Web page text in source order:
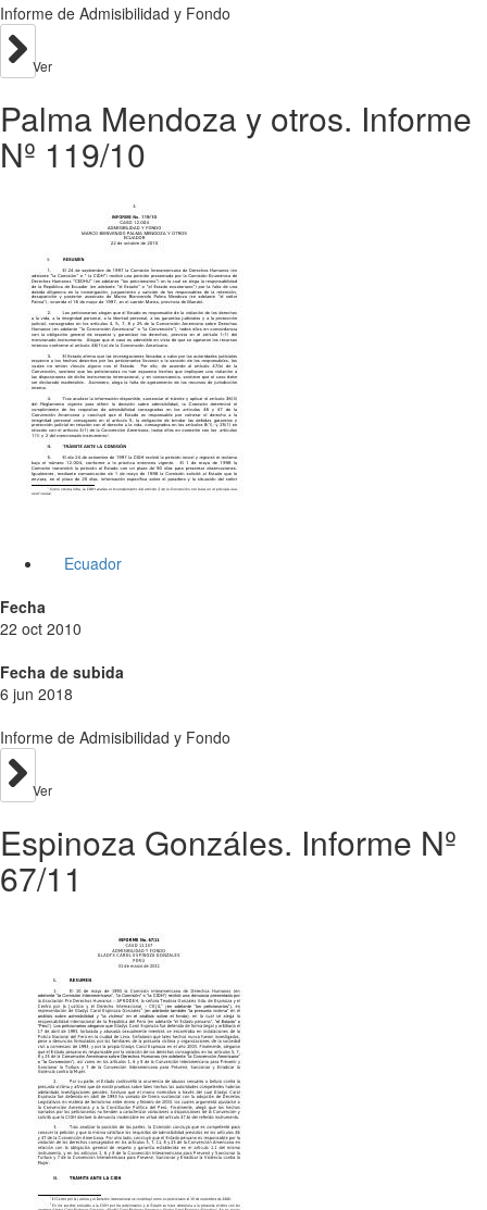
Informe de Admisibilidad y Fondo
Ver
Palma Mendoza y otros. Informe
Nº 119/10
Ecuador
Fecha
22 oct 2010
Fecha de subida
6 jun 2018
Informe de Admisibilidad y Fondo
Ver
Espinoza Gonzáles. Informe Nº
67/11